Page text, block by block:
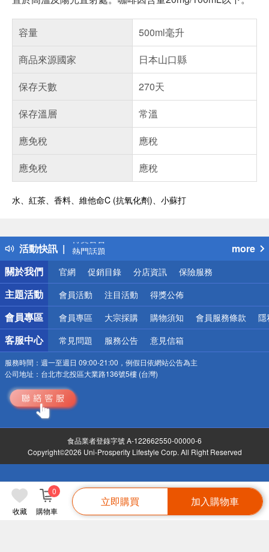
收藏 購物車
0
立即購買 加入購物車
容量
500ml毫升
商品來源國家
日本山口縣
保存天數
270天
保存溫層
常溫
應免稅
應稅
應免稅
應稅
水、紅茶、香料、維他命C (抗氧化劑)、小蘇打
活動快訊
得獎公告
熱門話題
銀行優惠
偏遠地區配送
詐騙網頁！請小心！
more
關於我們
官網 促銷目錄 分店資訊 保險服務
主題活動 會員活動 注目活動 得獎公佈
會員專區 會員專區 大宗採購 購物須知 會員服務條款 隱
客服中心 常見問題 服務公告 意見信箱
服務時間： 週一至週日 09:00-21:00，例假日依網站公告為主
公司地址： 台北市北投區大業路136號5樓 (台灣)
食品業者登錄字號 A-122662550-00000-6
Copyright©2026 Uni-Prosperity Lifestyle Corp. All Right Reserved